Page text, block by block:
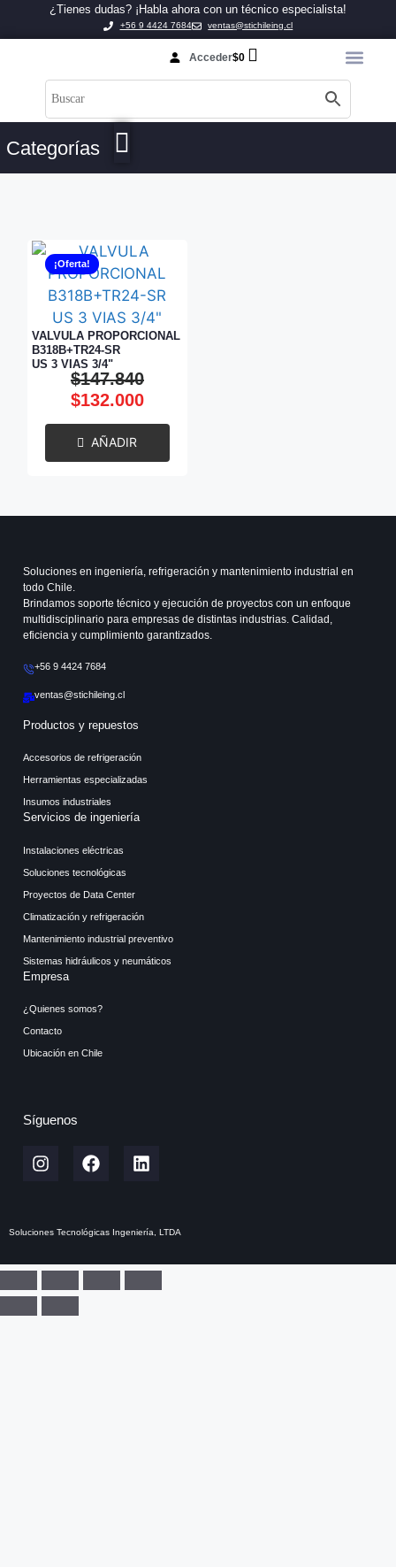
¿Tienes dudas? ¡Habla ahora con un técnico especialista!
+56 9 4424 7684 ventas@stichileing.cl
Acceder$0
Categorías
VALVULA PROPORCIONAL
B318B+TR24-SR
US 3 VIAS 3/4"
¡Oferta!
$147.840
$132.000
AÑADIR
Soluciones en ingeniería, refrigeración y mantenimiento industrial en
todo Chile.
Brindamos soporte técnico y ejecución de proyectos con un enfoque
multidisciplinario para empresas de distintas industrias. Calidad,
eficiencia y cumplimiento garantizados.
+56 9 4424 7684
ventas@stichileing.cl
Productos y repuestos
Accesorios de refrigeración
Herramientas especializadas
Insumos industriales
Servicios de ingeniería
Instalaciones eléctricas
Soluciones tecnológicas
Proyectos de Data Center
Climatización y refrigeración
Mantenimiento industrial preventivo
Sistemas hidráulicos y neumáticos
Empresa
¿Quienes somos?
Contacto
Ubicación en Chile
Síguenos
Soluciones Tecnológicas Ingeniería, LTDA